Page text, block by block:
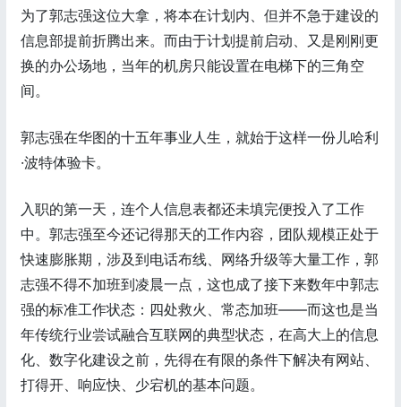
为了郭志强这位大拿，将本在计划内、但并不急于建设的
信息部提前折腾出来。而由于计划提前启动、又是刚刚更
换的办公场地，当年的机房只能设置在电梯下的三角空
间。
郭志强在华图的十五年事业人生，就始于这样一份儿哈利
·波特体验卡。
入职的第一天，连个人信息表都还未填完便投入了工作
中。郭志强至今还记得那天的工作内容，团队规模正处于
快速膨胀期，涉及到电话布线、网络升级等大量工作，郭
志强不得不加班到凌晨一点，这也成了接下来数年中郭志
强的标准工作状态：四处救火、常态加班——而这也是当
年传统行业尝试融合互联网的典型状态，在高大上的信息
化、数字化建设之前，先得在有限的条件下解决有网站、
打得开、响应快、少宕机的基本问题。